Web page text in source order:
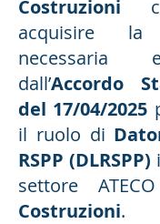
Costruzioni
acquisire la
necessaria
dall’Accordo
del 17/04/2025
il ruolo di
RSPP (DLRSPP)
settore
Costruzioni.